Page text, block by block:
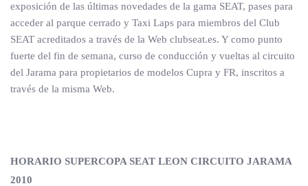
exposición de las últimas novedades de la gama SEAT, pases para
acceder al parque cerrado y Taxi Laps para miembros del Club
SEAT acreditados a través de la Web clubseat.es. Y como punto
fuerte del fin de semana, curso de conducción y vueltas al circuito
del Jarama para propietarios de modelos Cupra y FR, inscritos a
través de la misma Web.
HORARIO SUPERCOPA SEAT LEON CIRCUITO JARAMA
2010